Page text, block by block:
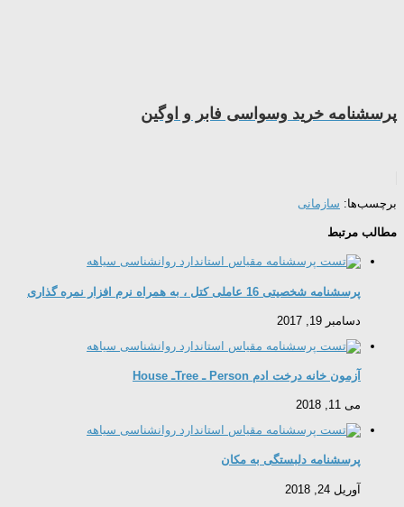
پرسشنامه خرید وسواسی فابر و اوگین
برچسب‌ها: سازمانی
مطالب مرتبط
پرسشنامه شخصیتی 16 عاملی کتل ، به همراه نرم افزار نمره گذاری
دسامبر 19, 2017
آزمون خانه درخت ادم Person ـ Treeـ House
می 11, 2018
پرسشنامه دلبستگی به مکان
آوریل 24, 2018